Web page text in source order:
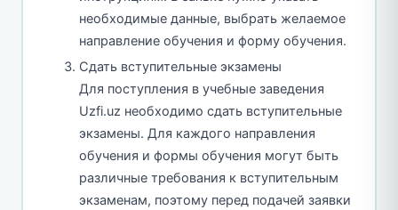
необходимые данные, выбрать желаемое
направление обучения и форму обучения.
Сдать вступительные экзамены
Для поступления в учебные заведения
Uzfi.uz необходимо сдать вступительные
экзамены. Для каждого направления
обучения и формы обучения могут быть
различные требования к вступительным
экзаменам, поэтому перед подачей заявки